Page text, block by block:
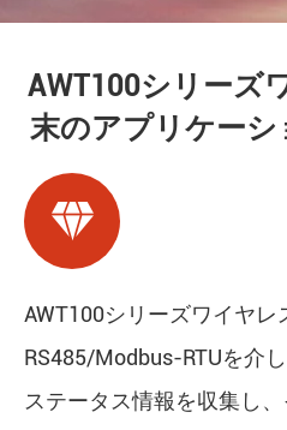
AWT100シリーズ
末のアプリケー

AWT100シリーズワイヤレ
RS485/Modbus-RTUを介
ステータス情報を収集し